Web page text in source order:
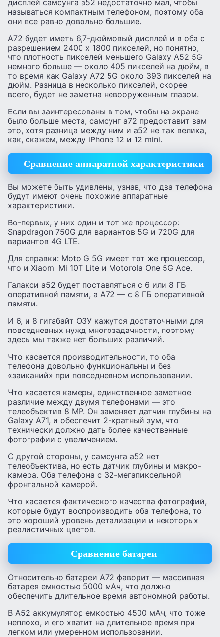
дисплей самсунга а52 недостаточно мал, чтобы
называться компактным телефоном, поэтому оба
они все равно довольно большие.
А72 будет иметь 6,7-дюймовый дисплей и в оба с
разрешением 2400 x 1800 пикселей, но понятно,
что плотность пикселей меньшего Galaxy A52 5G
немного больше — около 405 пикселей на дюйм, в
то время как Galaxy A72 5G около 393 пикселей на
дюйм. Разница в несколько пикселей, скорее
всего, будет не заметна невооруженным глазом.
Если вы заинтересованы в том, чтобы на экране
было больше места, самсунг а72 предоставит вам
это, хотя разница между ним и а52 не так велика,
как, скажем, между iPhone 12 и 12 mini.
Сравнение аппаратной характеристики
Вы можете быть удивлены, узнав, что два телефона
будут имеют очень похожие аппаратные
характеристики.
Во-первых, у них один и тот же процессор:
Snapdragon 750G для вариантов 5G и 720G для
вариантов 4G LTE.
Для справки: Moto G 5G имеет тот же процессор,
что и Xiaomi Mi 10T Lite и Motorola One 5G Ace.
Галакси а52 будет поставляться с 6 или 8 ГБ
оперативной памяти, а A72 — с 8 ГБ оперативной
памяти.
И 6, и 8 гигабайт ОЗУ кажутся достаточными для
повседневных нужд многозадачности, поэтому
здесь мы также нет больших различий.
Что касается производительности, то оба
телефона довольно функциональны и без
«заиканий» при повседневном использовании.
Что касается камеры, единственное заметное
различие между двумя телефонами — это
телеобъектив 8 MP. Он заменяет датчик глубины на
Galaxy A71, и обеспечит 2-кратный зум, что
технически должно дать более качественные
фотографии с увеличением.
С другой стороны, у самсунга а52 нет
телеобъектива, но есть датчик глубины и макро-
камера. Оба телефона с 32-мегапиксельной
фронтальной камерой.
Что касается фактического качества фотографий,
которые будут воспроизводить оба телефона, то
это хороший уровень детализации и некоторых
реалистичных цветов.
Сравнение батареи
Относительно батареи А72 фаворит — массивная
батарея емкостью 5000 мАч, что должно
обеспечить длительное время автономной работы.
В А52 аккумулятор емкостью 4500 мАч, что тоже
неплохо, и его хватит на длительное время при
легком или умеренном использовании.